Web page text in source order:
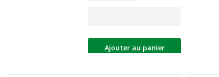
Ajouter au panier